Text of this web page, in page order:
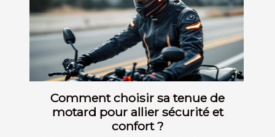
Comment choisir sa tenue de
motard pour allier sécurité et
confort ?